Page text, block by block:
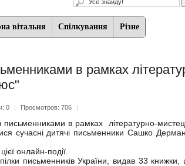
вітальня Спiлкування Різне
в рамках
0 | Просмотров: 706 |
письменниками в рамках літературно-
сучасні дитячі письменники Сашко
онлайн-події.
письменників України, видав 33 книжки,